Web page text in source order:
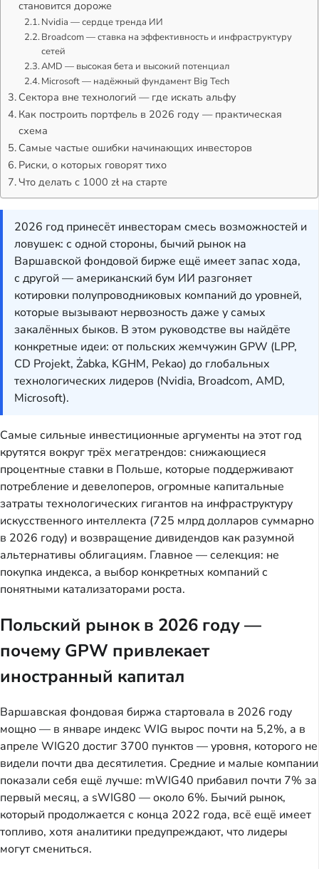
становится дороже
Nvidia — сердце тренда ИИ
Broadcom — ставка на эффективность и инфраструктуру
сетей
AMD — высокая бета и высокий потенциал
Microsoft — надёжный фундамент Big Tech
Сектора вне технологий — где искать альфу
Как построить портфель в 2026 году — практическая
схема
Самые частые ошибки начинающих инвесторов
Риски, о которых говорят тихо
Что делать с 1000 zł на старте
2026 год принесёт инвесторам смесь возможностей и
ловушек: с одной стороны, бычий рынок на
Варшавской фондовой бирже ещё имеет запас хода,
с другой — американский бум ИИ разгоняет
котировки полупроводниковых компаний до уровней,
которые вызывают нервозность даже у самых
закалённых быков. В этом руководстве вы найдёте
конкретные идеи: от польских жемчужин GPW (LPP,
CD Projekt, Żabka, KGHM, Pekao) до глобальных
технологических лидеров (Nvidia, Broadcom, AMD,
Microsoft).
Самые сильные инвестиционные аргументы на этот год
крутятся вокруг трёх мегатрендов: снижающиеся
процентные ставки в Польше, которые поддерживают
потребление и девелоперов, огромные капитальные
затраты технологических гигантов на инфраструктуру
искусственного интеллекта (725 млрд долларов суммарно
в 2026 году) и возвращение дивидендов как разумной
альтернативы облигациям. Главное — селекция: не
покупка индекса, а выбор конкретных компаний с
понятными катализаторами роста.
Польский рынок в 2026 году —
почему GPW привлекает
иностранный капитал
Варшавская фондовая биржа стартовала в 2026 году
мощно — в январе индекс WIG вырос почти на 5,2%, а в
апреле WIG20 достиг 3700 пунктов — уровня, которого не
видели почти два десятилетия. Средние и малые компании
показали себя ещё лучше: mWIG40 прибавил почти 7% за
первый месяц, а sWIG80 — около 6%. Бычий рынок,
который продолжается с конца 2022 года, всё ещё имеет
топливо, хотя аналитики предупреждают, что лидеры
могут смениться.